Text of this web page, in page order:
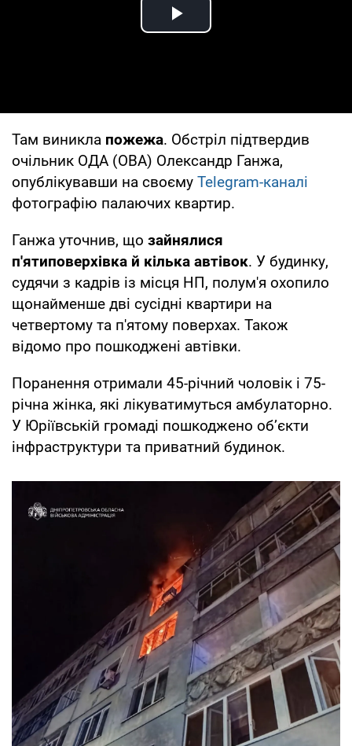
Play Video
Там виникла пожежа. Обстріл підтвердив
очільник ОДА (ОВА) Олександр Ганжа,
опублікувавши на своєму Telegram-каналі
фотографію палаючих квартир.
Ганжа уточнив, що зайнялися
п'ятиповерхівка й кілька автівок. У будинку,
судячи з кадрів із місця НП, полум'я охопило
щонайменше дві сусідні квартири на
четвертому та п'ятому поверхах. Також
відомо про пошкоджені автівки.
Поранення отримали 45-річний чоловік і 75-
річна жінка, які лікуватимуться амбулаторно.
У Юріївській громаді пошкоджено об’єкти
інфраструктури та приватний будинок.